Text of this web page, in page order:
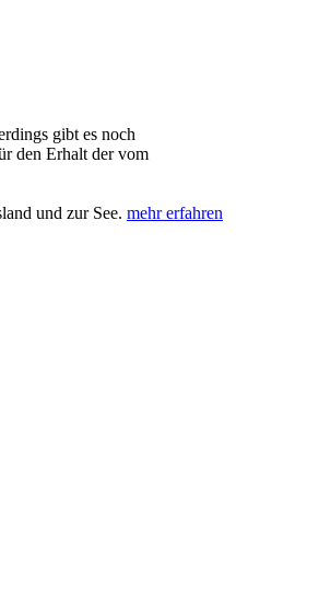
gibt es noch
den Erhalt der vom
und zur See. mehr erfahren